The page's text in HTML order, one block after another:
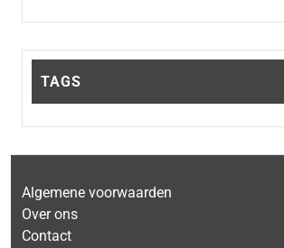
TAGS
Algemene voorwaarden
Over ons
Contact